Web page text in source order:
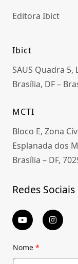
Editora Ibict
Ibict
SAUS Quadra 5,
Brasília, DF –
MCTI
Bloco E, Zona
Esplanada dos
Brasília – DF,
Redes Sociais
Nome *